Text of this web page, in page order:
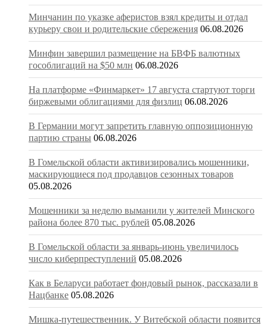
Минчанин по указке аферистов взял кредиты и отдал
курьеру свои и родительские сбережения 06.08.2026
Минфин завершил размещение на БВФБ валютных
гособлигаций на $50 млн 06.08.2026
На платформе «Финмаркет» 17 августа стартуют торги
биржевыми облигациями для физлиц 06.08.2026
В Германии могут запретить главную оппозиционную
партию страны 06.08.2026
В Гомельской области активизировались мошенники,
маскирующиеся под продавцов сезонных товаров
05.08.2026
Мошенники за неделю выманили у жителей Минского
района более 870 тыс. рублей 05.08.2026
В Гомельской области за январь-июнь увеличилось
число киберпреступлений 05.08.2026
Как в Беларуси работает фондовый рынок, рассказали в
Нацбанке 05.08.2026
Мишка-путешественник. У Витебской области появится